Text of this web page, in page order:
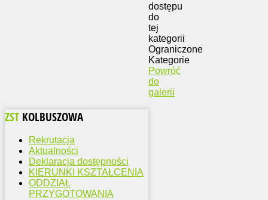
Ograniczone
Kategorie
Powróć
do
galerii
ZST KOLBUSZOWA
Rekrutacja
Aktualności
Deklaracja dostępności
KIERUNKI KSZTAŁCENIA
ODDZIAŁ
PRZYGOTOWANIA